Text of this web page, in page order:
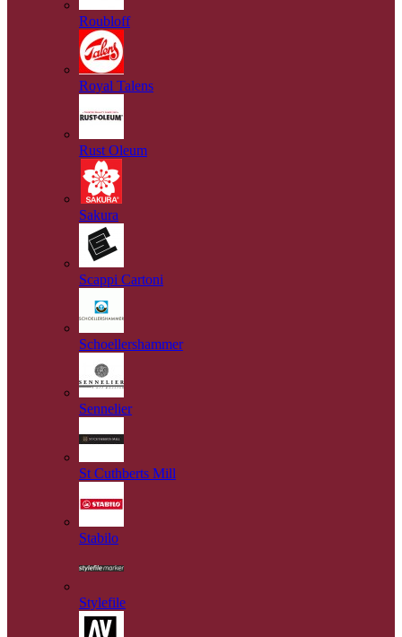
Roubloff
Royal Talens
Rust Oleum
Sakura
Scappi Cartoni
Schoellershammer
Sennelier
St Cuthberts Mill
Stabilo
Stylefile